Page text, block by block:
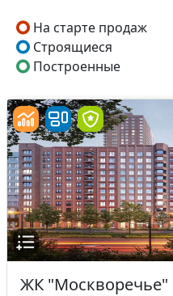
На старте продаж
Строящиеся
Построенные
ЖК "Москворечье"